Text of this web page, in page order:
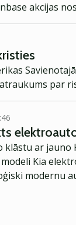
akcijas
par
ar jauno
Kia
modernu